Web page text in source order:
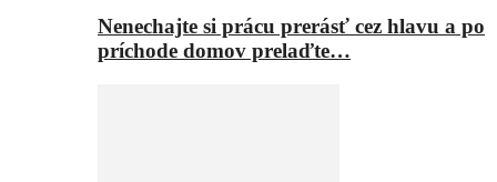
Nenechajte si prácu prerásť cez hlavu a po
príchode domov prelaďte…